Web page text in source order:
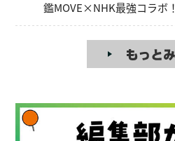
鑑MOVE×NHK最強コラボ！